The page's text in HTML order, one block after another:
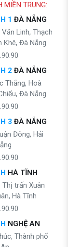
MIỀN TRUNG:
1 ĐÀ NẴNG
Văn Linh, Thạch
Khê, Đà Nẵng
2 ĐÀ NẴNG
Thắng, Hoà
Đà Nẵng
3 ĐÀ NẴNG
Đông, Hải
HÀ TĨNH
Thị trấn Xuân
Hà Tĩnh
NGHỆ AN
Thành phố